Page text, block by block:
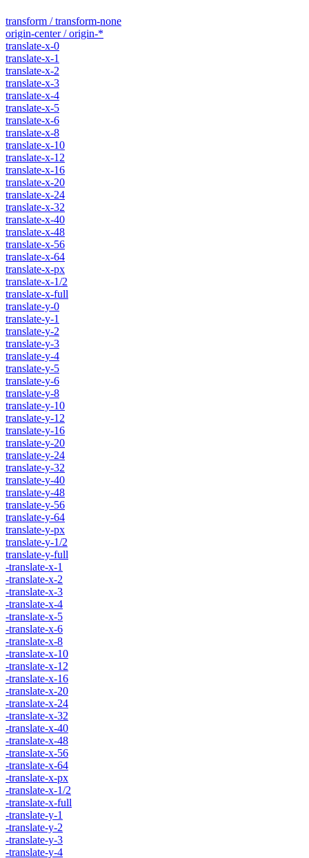
transform / transform-none
origin-center / origin-*
translate-x-0
translate-x-1
translate-x-2
translate-x-3
translate-x-4
translate-x-5
translate-x-6
translate-x-8
translate-x-10
translate-x-12
translate-x-16
translate-x-20
translate-x-24
translate-x-32
translate-x-40
translate-x-48
translate-x-56
translate-x-64
translate-x-px
translate-x-1/2
translate-x-full
translate-y-0
translate-y-1
translate-y-2
translate-y-3
translate-y-4
translate-y-5
translate-y-6
translate-y-8
translate-y-10
translate-y-12
translate-y-16
translate-y-20
translate-y-24
translate-y-32
translate-y-40
translate-y-48
translate-y-56
translate-y-64
translate-y-px
translate-y-1/2
translate-y-full
-translate-x-1
-translate-x-2
-translate-x-3
-translate-x-4
-translate-x-5
-translate-x-6
-translate-x-8
-translate-x-10
-translate-x-12
-translate-x-16
-translate-x-20
-translate-x-24
-translate-x-32
-translate-x-40
-translate-x-48
-translate-x-56
-translate-x-64
-translate-x-px
-translate-x-1/2
-translate-x-full
-translate-y-1
-translate-y-2
-translate-y-3
-translate-y-4